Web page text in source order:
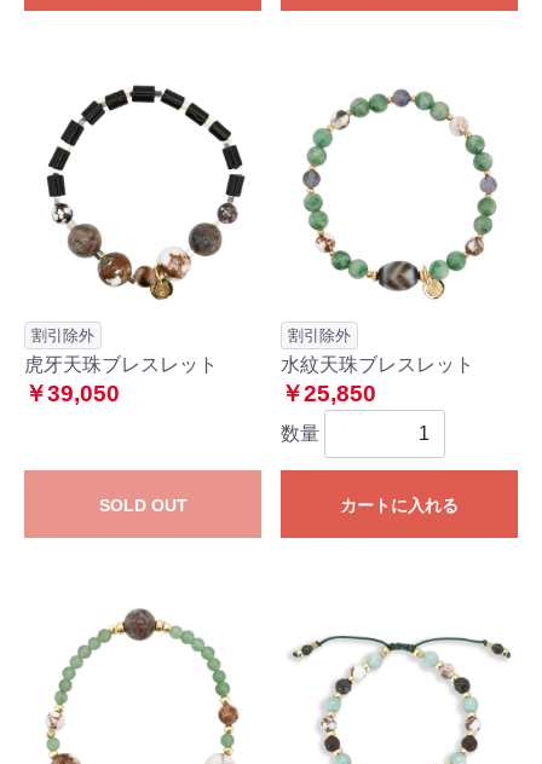
割引除外
虎牙天珠ブレスレット
￥39,050
SOLD OUT
割引除外
水紋天珠ブレスレット
￥25,850
数量
カートに入れる